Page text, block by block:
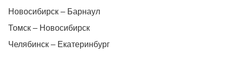
Новосибирск – Барнаул
Томск – Новосибирск
Челябинск – Екатеринбург